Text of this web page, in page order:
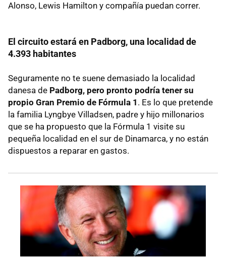
Alonso, Lewis Hamilton y compañía puedan correr.
El circuito estará en Padborg, una localidad de
4.393 habitantes
Seguramente no te suene demasiado la localidad
danesa de Padborg, pero pronto podría tener su
propio Gran Premio de Fórmula 1 . Es lo que pretende
la familia Lyngbye Villadsen, padre y hijo millonarios
que se ha propuesto que la Fórmula 1 visite su
pequeña localidad en el sur de Dinamarca, y no están
dispuestos a reparar en gastos.